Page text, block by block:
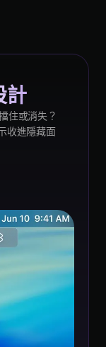
計
住或消失？
收進隱藏面